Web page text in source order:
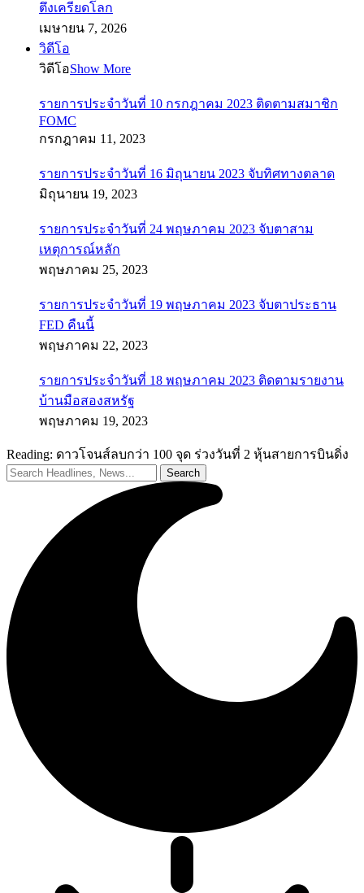
ตึงเครียดโลก
เมษายน 7, 2026
วิดีโอ
วิดีโอShow More
รายการประจำวันที่ 10 กรกฎาคม 2023 ติดตามสมาชิก
FOMC
กรกฎาคม 11, 2023
รายการประจำวันที่ 16 มิถุนายน 2023 จับทิศทางตลาด
มิถุนายน 19, 2023
รายการประจำวันที่ 24 พฤษภาคม 2023 จับตาสาม
เหตุการณ์หลัก
พฤษภาคม 25, 2023
รายการประจำวันที่ 19 พฤษภาคม 2023 จับตาประธาน
FED คืนนี้
พฤษภาคม 22, 2023
รายการประจำวันที่ 18 พฤษภาคม 2023 ติดตามรายงาน
บ้านมือสองสหรัฐ
พฤษภาคม 19, 2023
Reading: ดาวโจนส์ลบกว่า 100 จุด ร่วงวันที่ 2 หุ้นสายการบินดิ่ง